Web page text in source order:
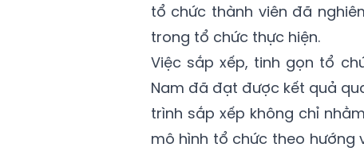
tổ chức thành viên đã
trong tổ chức thực hiện.
Việc sắp xếp, tinh gọn tổ
Nam đã đạt được kết quả
trình sắp xếp không chỉ
mô hình tổ chức theo hướng